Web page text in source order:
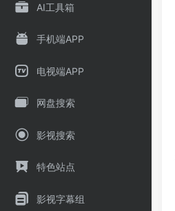
AI工具箱
手机端APP
电视端APP
网盘搜索
影视搜索
特色站点
影视字幕组